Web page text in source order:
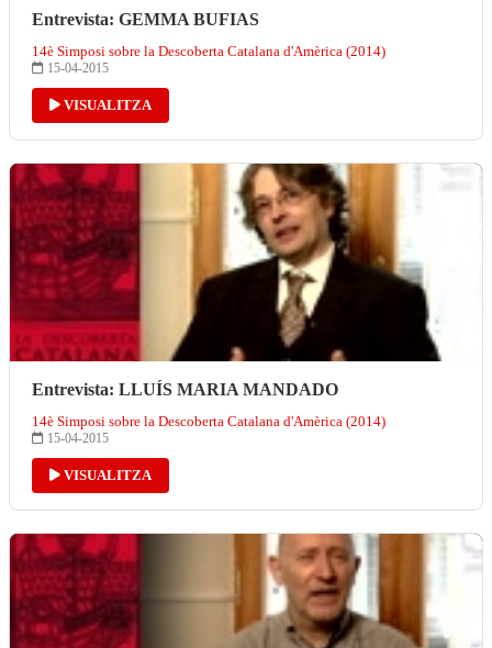
Entrevista: GEMMA BUFIAS
14è Simposi sobre la Descoberta Catalana d'Amèrica (2014)
15-04-2015
VISUALITZA
Entrevista: LLUÍS MARIA MANDADO
14è Simposi sobre la Descoberta Catalana d'Amèrica (2014)
15-04-2015
VISUALITZA